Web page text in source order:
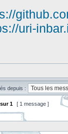
uri-
depuis :
sur1 [ 1 message ]